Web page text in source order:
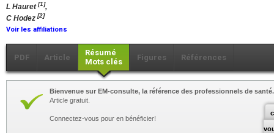
L Hauret[1],
C Hodez [2]
Voir les affiliations
PDF Article
Résumé
Mots clés
Figures Références
Bienvenue sur EM-consulte, la référence des professionnels de santé.
Article gratuit.
Connectez-vous pour en bénéficier!